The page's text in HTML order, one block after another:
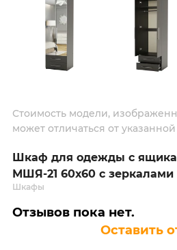
Стоимость модели,
может отличаться от
Шкаф для одежды с
МШЯ-21 60х60 с зеркалами
Шкафы
Отзывов пока нет.
Оставить